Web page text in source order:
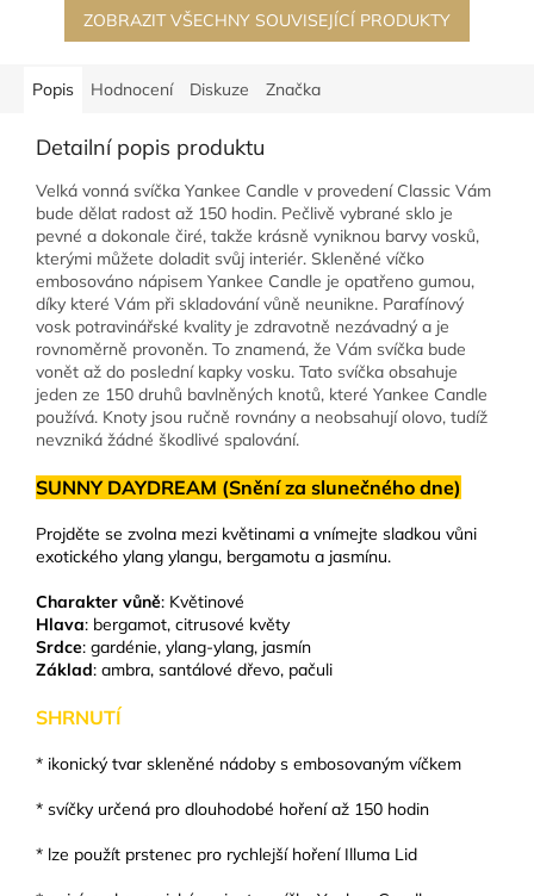
ZOBRAZIT VŠECHNY SOUVISEJÍCÍ PRODUKTY
Popis Hodnocení Diskuze Značka
Detailní popis produktu
Velká vonná svíčka Yankee Candle v provedení Classic Vám
bude dělat radost až 150 hodin. Pečlivě vybrané sklo je
pevné a dokonale čiré, takže krásně vyniknou barvy vosků,
kterými můžete doladit svůj interiér. Skleněné víčko
embosováno nápisem Yankee Candle je opatřeno gumou,
díky které Vám při skladování vůně neunikne. Parafínový
vosk potravinářské kvality je zdravotně nezávadný a je
rovnoměrně provoněn. To znamená, že Vám svíčka bude
vonět až do poslední kapky vosku. Tato svíčka obsahuje
jeden ze 150 druhů bavlněných knotů, které Yankee Candle
používá. Knoty jsou ručně rovnány a neobsahují olovo, tudíž
nevzniká žádné škodlivé spalování.
SUNNY DAYDREAM (Snění za slunečného dne)
Projděte se zvolna mezi květinami a vnímejte sladkou vůni
exotického ylang ylangu, bergamotu a jasmínu.
Charakter vůně: Květinové
Hlava: bergamot, citrusové květy
Srdce: gardénie, ylang-ylang, jasmín
Základ: ambra, santálové dřevo, pačuli
SHRNUTÍ
* ikonický tvar skleněné nádoby s embosovaným víčkem
* svíčky určená pro dlouhodobé hoření až 150 hodin
* lze použít prstenec pro rychlejší hoření Illuma Lid